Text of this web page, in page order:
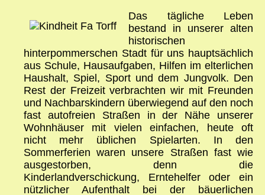
Das tägliche Leben
bestand in unserer alten
historischen
hinterpommerschen Stadt für uns hauptsächlich
aus Schule, Hausaufgaben, Hilfen im elterlichen
Haushalt, Spiel, Sport und dem Jungvolk. Den
Rest der Freizeit verbrachten wir mit Freunden
und Nachbarskindern überwiegend auf den noch
fast autofreien Straßen in der Nähe unserer
Wohnhäuser mit vielen einfachen, heute oft
nicht mehr üblichen Spielarten. In den
Sommerferien waren unsere Straßen fast wie
ausgestorben, denn die
Kinderlandverschickung, Erntehelfer oder ein
nützlicher Aufenthalt bei der bäuerlichen